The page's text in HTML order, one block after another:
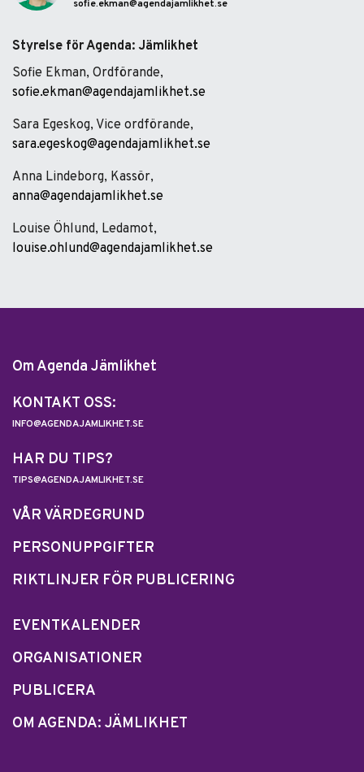
sofie.ekman@agendajamlikhet.se
Styrelse för Agenda: Jämlikhet
Sofie Ekman, Ordförande,
sofie.ekman@agendajamlikhet.se
Sara Egeskog, Vice ordförande,
sara.egeskog@agendajamlikhet.se
Anna Lindeborg, Kassör,
anna@agendajamlikhet.se
Louise Öhlund, Ledamot,
louise.ohlund@agendajamlikhet.se
Om Agenda Jämlikhet
KONTAKT OSS:
INFO@AGENDAJAMLIKHET.SE
HAR DU TIPS?
TIPS@AGENDAJAMLIKHET.SE
VÅR VÄRDEGRUND
PERSONUPPGIFTER
RIKTLINJER FÖR PUBLICERING
EVENTKALENDER
ORGANISATIONER
PUBLICERA
OM AGENDA: JÄMLIKHET